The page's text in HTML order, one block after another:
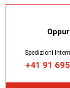
Spedizioni
+41 91